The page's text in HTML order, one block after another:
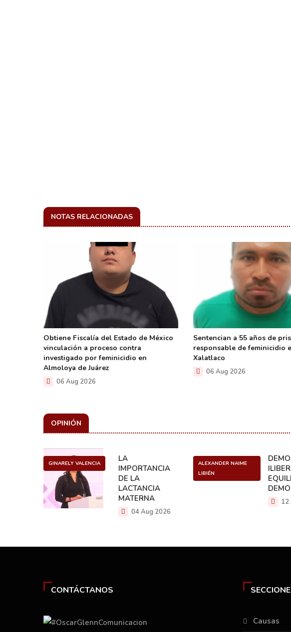
NOTAS RELACIONADAS
Obtiene Fiscalía del Estado de México
vinculación a proceso contra
investigado por feminicidio en
Almoloya de Juárez
06 Aug 2026
Sentencian a 55 años de
responsable de feminicidio
Xalatlaco
06 Aug 2026
OPINIÓN
GINARELY VALENCIA
LA
IMPORTANCIA
DE LA
LACTANCIA
MATERNA
04 Aug 2026
ALEXANDER NAIME
LIBIÉN
12
CONTÁCTANOS
Causas